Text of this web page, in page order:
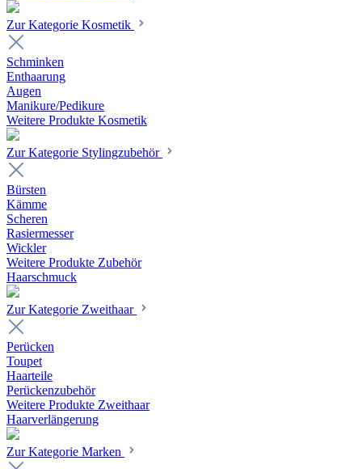
Zur Kategorie Kosmetik
Schminken
Enthaarung
Augen
Manikure/Pedikure
Weitere Produkte Kosmetik
Zur Kategorie Stylingzubehör
Bürsten
Kämme
Scheren
Rasiermesser
Wickler
Weitere Produkte Zubehör
Haarschmuck
Zur Kategorie Zweithaar
Perücken
Toupet
Haarteile
Perückenzubehör
Weitere Produkte Zweithaar
Haarverlängerung
Zur Kategorie Marken